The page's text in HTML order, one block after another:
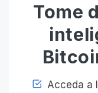
Tome
Acceda a